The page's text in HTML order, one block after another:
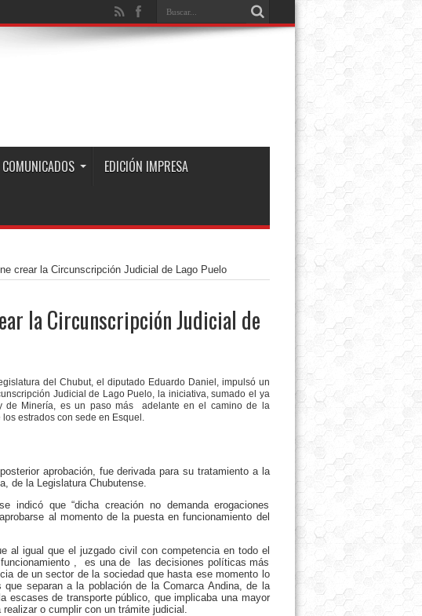
COMUNICADOS EDICIÓN IMPRESA
crear la Circunscripción Judicial de Lago Puelo
la Circunscripción Judicial de
del Chubut, el diputado Eduardo Daniel, impulsó un
Judicial de Lago Puelo, la iniciativa, sumado el ya
de Minería, es un paso más
adelante en el camino de la
estrados con sede en Esquel.
aprobación, fue derivada para su tratamiento a la
de la Legislatura Chubutense.
indicó que “dicha creación no demanda erogaciones
al momento de la puesta en funcionamiento del
al igual que el juzgado civil con competencia en todo el
, es una de las decisiones políticas más
de un sector de la sociedad que hasta ese momento lo
separan a la población de la Comarca Andina, de la
escases de transporte público, que implicaba una mayor
o cumplir con un trámite judicial.